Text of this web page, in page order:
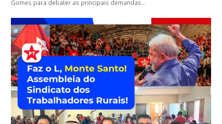
Gomes para debater as principais demandas…